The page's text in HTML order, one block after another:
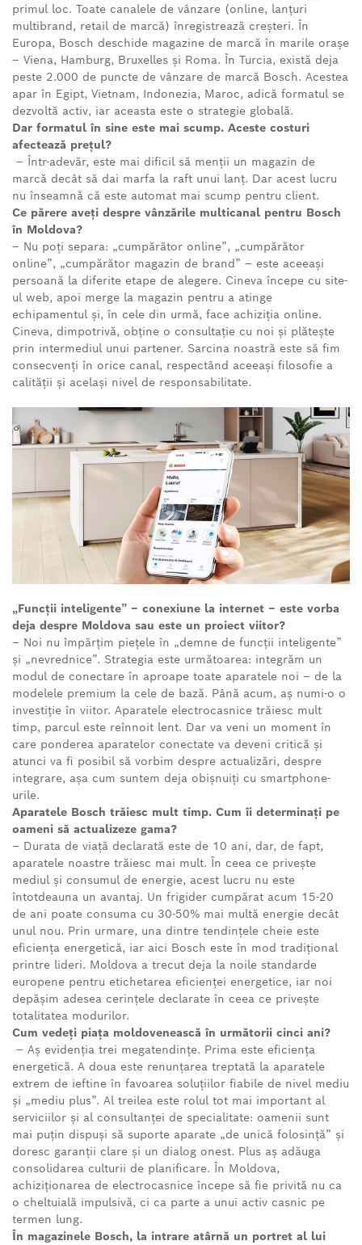
primul loc. Toate canalele de vânzare (online, lanțuri
multibrand, retail de marcă) înregistrează creșteri. În
Europa, Bosch deschide magazine de marcă în marile orașe
– Viena, Hamburg, Bruxelles și Roma. În Turcia, există deja
peste 2.000 de puncte de vânzare de marcă Bosch. Acestea
apar în Egipt, Vietnam, Indonezia, Maroc, adică formatul se
dezvoltă activ, iar aceasta este o strategie globală.
Dar formatul în sine este mai scump. Aceste costuri
afectează prețul?
– Într-adevăr, este mai dificil să menții un magazin de
marcă decât să dai marfa la raft unui lanț. Dar acest lucru
nu înseamnă că este automat mai scump pentru client.
Ce părere aveți despre vânzările multicanal pentru Bosch
în Moldova?
– Nu poți separa: „cumpărător online”, „cumpărător
online”, „cumpărător magazin de brand” – este aceeași
persoană la diferite etape de alegere. Cineva începe cu site-
ul web, apoi merge la magazin pentru a atinge
echipamentul și, în cele din urmă, face achiziția online.
Cineva, dimpotrivă, obține o consultație cu noi și plătește
prin intermediul unui partener. Sarcina noastră este să fim
consecvenți în orice canal, respectând aceeași filosofie a
calității și același nivel de responsabilitate.
„Funcții inteligente” – conexiune la internet – este vorba
deja despre Moldova sau este un proiect viitor?
– Noi nu împărțim piețele în „demne de funcții inteligente”
și „nevrednice”. Strategia este următoarea: integrăm un
modul de conectare în aproape toate aparatele noi – de la
modelele premium la cele de bază. Până acum, aș numi-o o
investiție în viitor. Aparatele electrocasnice trăiesc mult
timp, parcul este reînnoit lent. Dar va veni un moment în
care ponderea aparatelor conectate va deveni critică și
atunci va fi posibil să vorbim despre actualizări, despre
integrare, așa cum suntem deja obișnuiți cu smartphone-
urile.
Aparatele Bosch trăiesc mult timp. Cum îi determinați pe
oameni să actualizeze gama?
– Durata de viață declarată este de 10 ani, dar, de fapt,
aparatele noastre trăiesc mai mult. În ceea ce privește
mediul și consumul de energie, acest lucru nu este
întotdeauna un avantaj. Un frigider cumpărat acum 15-20
de ani poate consuma cu 30-50% mai multă energie decât
unul nou. Prin urmare, una dintre tendințele cheie este
eficiența energetică, iar aici Bosch este în mod tradițional
printre lideri. Moldova a trecut deja la noile standarde
europene pentru etichetarea eficienței energetice, iar noi
depășim adesea cerințele declarate în ceea ce privește
totalitatea modurilor.
Cum vedeți piața moldovenească în următorii cinci ani?
– Aș evidenția trei megatendințe. Prima este eficiența
energetică. A doua este renunțarea treptată la aparatele
extrem de ieftine în favoarea soluțiilor fiabile de nivel mediu
și „mediu plus”. Al treilea este rolul tot mai important al
serviciilor și al consultanței de specialitate: oamenii sunt
mai puțin dispuși să suporte aparate „de unică folosință” și
doresc garanții clare și un dialog onest. Plus aș adăuga
consolidarea culturii de planificare. În Moldova,
achiziționarea de electrocasnice începe să fie privită nu ca
o cheltuială impulsivă, ci ca parte a unui activ casnic pe
termen lung.
În magazinele Bosch, la intrare atârnă un portret al lui